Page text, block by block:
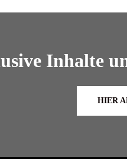
Inhalte
HIER